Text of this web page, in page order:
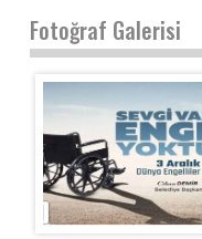
Fotoğraf Galerisi